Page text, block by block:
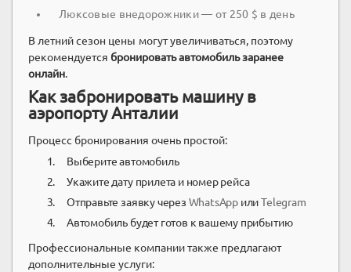
Люксовые внедорожники — от 250 $ в день
В летний сезон цены могут увеличиваться, поэтому
рекомендуется бронировать автомобиль заранее
онлайн.
Как забронировать машину в
аэропорту Анталии
Процесс бронирования очень простой:
Выберите автомобиль
Укажите дату прилета и номер рейса
Отправьте заявку через WhatsApp илиTelegram
Автомобиль будет готов к вашему прибытию
Профессиональные компании также предлагают
дополнительные услуги: